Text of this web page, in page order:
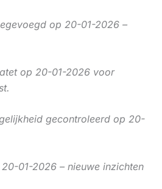
op 20-01-2026 –
op 20-01-2026 voor
gecontroleerd op 20-
01-2026 – nieuwe inzichten